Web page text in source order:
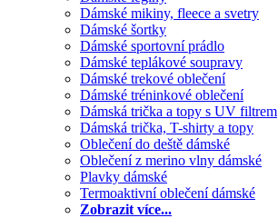
Dámské mikiny, fleece a svetry
Dámské šortky
Dámské sportovní prádlo
Dámské teplákové soupravy
Dámské trekové oblečení
Dámské tréninkové oblečení
Dámská trička a topy s UV filtrem
Dámská trička, T-shirty a topy
Oblečení do deště dámské
Oblečení z merino vlny dámské
Plavky dámské
Termoaktivní oblečení dámské
Zobrazit více...